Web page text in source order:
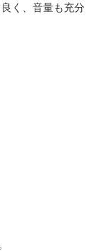
く、音量も充分